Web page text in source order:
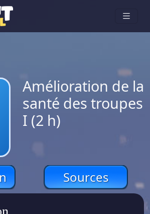
Amélioration de la
santé des troupes
I (2 h)
Sources